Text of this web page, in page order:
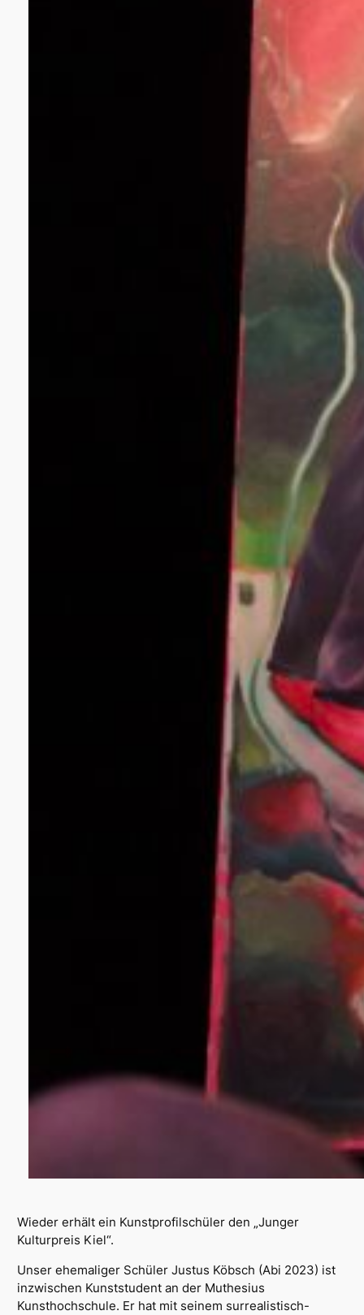
Wieder erhält ein Kunstprofilschüler den „Junger
Kulturpreis Kiel“.
Unser ehemaliger Schüler Justus Köbsch (Abi 2023) ist
inzwischen Kunststudent an der Muthesius
Kunsthochschule. Er hat mit seinem surrealistisch-